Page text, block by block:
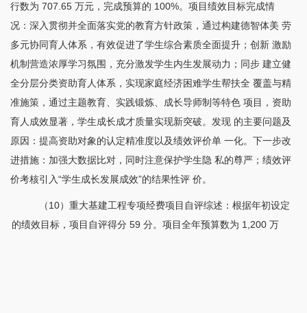
行数为 707.65 万元，完成预算的 100%。项目绩效目标完成情
况：深入贯彻并全面落实党的教育方针政策，通过构建德智体美 劳
多元协同育人体系，有效促进了学生综合素质全面提升；创新 激励
机制营造浓厚学习氛围，充分激发学生内生发展动力；同步 建立健
全分层分类资助育人体系，实现家庭经济困难学生帮扶全 覆盖与精
准施策，通过主题教育、实践锻炼、成长导师制等特色 项目，资助
育人成效显著，学生成长成才质量实现新突破。发现 的主要问题及
原因：提高资助对象的认定精准度以及绩效评价单 一化。下一步改
进措施：加强大数据比对，同时注意保护学生隐 私的尊严；绩效评
价考核引入“学生成长发展成效”的结果性评 价。
（10）重大基建工程专项经费项目自评综述：根据年初设定
的绩效目标，项目自评得分 59 分。项目全年预算数为 1,200 万